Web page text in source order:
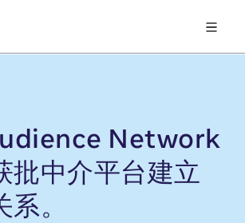
Network
批中介平台建立
。